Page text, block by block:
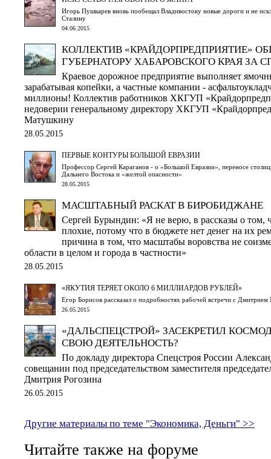
Игорь Пушкарев вновь пообещал Владивостоку новые дороги и не
Сталину
04.06.2015
КОЛЛЕКТИВ «КРАЙДОРПРЕДПРИЯТИЕ»
ГУБЕРНАТОРУ ХАБАРОВСКОГО КРАЯ ЗА
Краевое дорожное предприятие выполняет
зарабатывая копейки, а частные компании -
миллионы! Коллектив работников ХКГУП
недоверии генеральному директору ХКГУП
Матушкину
28.05.2015
ПЕРВЫЕ КОНТУРЫ БОЛЬШОЙ ЕВРАЗИИ
Профессор Сергей Караганов - о «Большой Евразии», переносе
Дальнего Востока и «желтой опасности»
28.05.2015
МАСШТАБНЫЙ РАСКАТ В БИРОБИДЖАНЕ
Сергей Бурындин: «Я не верю, в рассказы о том,
плохие, потому что в бюджете нет денег на их
причина в том, что масштабы воровства не
области в целом и города в частности»
28.05.2015
«ЯКУТИЯ ТЕРЯЕТ ОКОЛО 6 МИЛЛИАРДОВ РУБЛЕЙ»
Егор Борисов рассказал о подробностях рабочей встречи с
26.05.2015
«ДАЛЬСПЕЦСТРОЙ» ЗАСЕКРЕТИЛ
СВОЮ ДЕЯТЕЛЬНОСТЬ?
По докладу директора Спецстроя России
совещании под председательством заместителя
Дмитрия Рогозина
26.05.2015
Другие материалы по теме "Экономика, Деньги" >>
Читайте также на форуме